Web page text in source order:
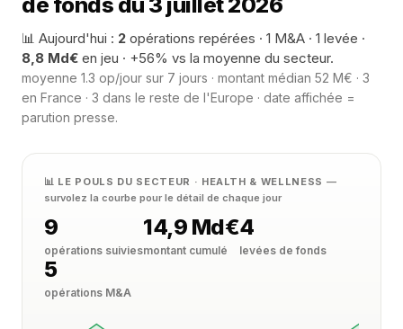
📊 Aujourd'hui : 2 opérations repérées · 1 M&A · 1 levée ·
8,8 Md€ en jeu · +56% vs la moyenne du secteur.
moyenne 1.3 op/jour sur 7 jours · montant médian 52 M€ · 3
en France · 3 dans le reste de l'Europe · date affichée =
parution presse.
📊 LE POULS DU SECTEUR · HEALTH & WELLNESS —
survolez la courbe pour le détail de chaque jour
9
opérations suivies
14,9 Md€
montant cumulé
4
levées de fonds
5
opérations M&A